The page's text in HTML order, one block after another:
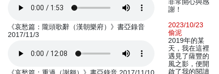
《哀愁篇：隴頭歌辭（漢朝樂府）》書亞錄音
2017/11/3
謝！
2023/10/23
偷泥
2019年的某
天，我在這裡
遇見了薩豐的
風之影，便開
啟了我的閱讀